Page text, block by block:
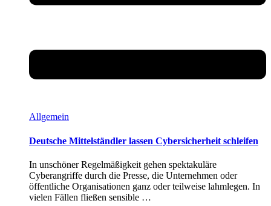
Allgemein
Deutsche Mittelständler lassen Cybersicherheit schleifen
In unschöner Regelmäßigkeit gehen spektakuläre
Cyberangriffe durch die Presse, die Unternehmen oder
öffentliche Organisationen ganz oder teilweise lahmlegen. In
vielen Fällen fließen sensible …